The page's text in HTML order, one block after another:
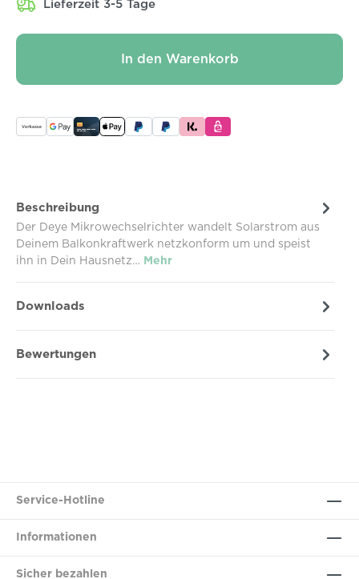
Lieferzeit 3-5 Tage
In den Warenkorb
Beschreibung
Der Deye Mikrowechsel­­richter wandelt Solar­strom aus
Deinem Balkonkraftwerk netzkonform um und speist
ihn in Dein Hausnetz… Mehr
Downloads
Bewertungen
Service-Hotline
Informationen
Sicher bezahlen